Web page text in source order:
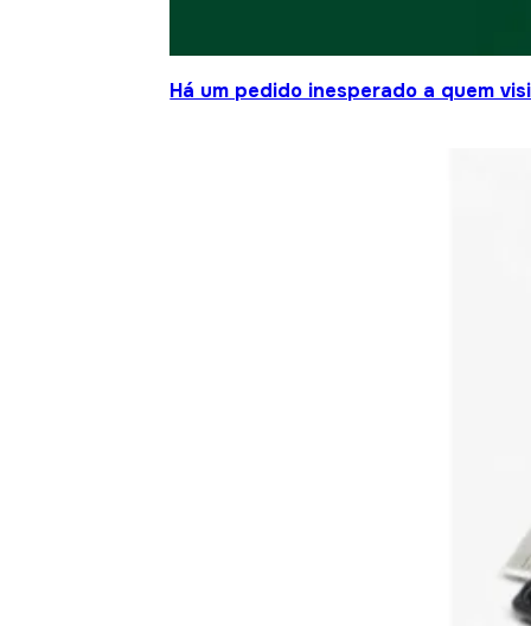
Há um pedido inesperado a quem